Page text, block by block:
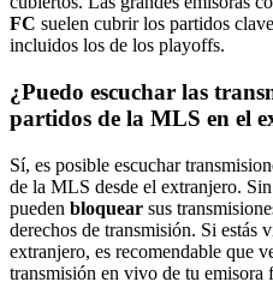
FC suelen cubrir los partidos
incluidos los de los playoffs.
¿Puedo escuchar las
partidos de la MLS en el
Sí, es posible escuchar
de la MLS desde el extranjero.
pueden bloquear sus
derechos de transmisión. Si estás
extranjero, es recomendable que
transmisión en vivo de tu emisora